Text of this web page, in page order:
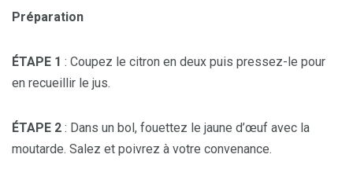
Préparation
ÉTAPE 1 : Coupez le citron en deux puis pressez-le pour
en recueillir le jus.
ÉTAPE 2 : Dans un bol, fouettez le jaune d’œuf avec la
moutarde. Salez et poivrez à votre convenance.